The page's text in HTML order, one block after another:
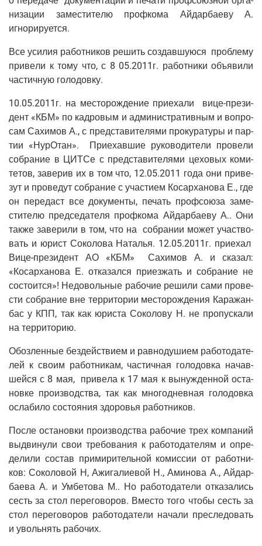
ни­за­ции заме­сти­те­лю проф­ко­ма Айдар­ба­е­ву А.
игнорируется.
Все уси­лия работ­ни­ков решить создав­шу­ю­ся про­бле­му
при­ве­ли к тому что, с 8 05.2011г. работ­ни­ки объ­яви­ли
частич­ную голодовку.
10.05.2011г. на место­рож­де­ние при­е­ха­ли вице-пре­зи­
дент «КБМ» по кад­ро­вым и адми­ни­стра­тив­ным и вопро­
сам Сахи­мов А., с пред­ста­ви­те­ля­ми про­ку­ра­ту­ры и пар­
тии «НурО­тан». При­е­хав­шие руко­во­ди­те­ли про­ве­ли
собра­ние в ЦИТ­Се с пред­ста­ви­те­ля­ми цехо­вых коми­
те­тов, заве­рив их в том что, 12.05.2011 года они при­ве­
зут и про­ве­дут собра­ние с уча­сти­ем Косар­ха­но­ва Е., где
он пере­даст все доку­мен­ты, печать проф­со­ю­за заме­
сти­те­лю пред­се­да­те­ля проф­ко­ма Айдар­ба­е­ву А.. Они
так­же заве­ри­ли в том, что на собра­нии может участ­во­
вать и юрист Соко­ло­ва Ната­лья. 12.05.2011г. при­е­хал
Вице-пре­зи­дент АО «КБМ» Сахи­мов А. и ска­зал:
«Косар­ха­но­ва Е. отка­зал­ся при­ез­жать и собра­ние не
состо­ит­ся»! Недо­воль­ные рабо­чие реши­ли сами про­ве­
сти собра­ние вне тер­ри­то­рии место­рож­де­ния Кара­жан­
бас у КПП, так как юри­ста Соко­ло­ву Н. не про­пус­ка­ли
на территорию.
Обо­злен­ные без­дей­стви­ем и рав­но­ду­ши­ем рабо­то­да­те­
лей к сво­им работ­ни­кам, частич­ная голо­дов­ка начав­
шей­ся с 8 мая, при­ве­ла к 17 мая к вынуж­ден­ной оста­
нов­ке про­из­вод­ства, так как мно­го­днев­ная голо­дов­ка
осла­би­ло состо­я­ния здо­ро­вья работников.
После оста­нов­ки про­из­вод­ства рабо­чие трех ком­па­ний
выдви­ну­ли свои тре­бо­ва­ния к рабо­то­да­те­лям и опре­
де­ли­ли состав при­ми­ри­тель­ной комис­сии от работ­ни­
ков: Соко­ло­вой Н, Ажи­га­ли­е­вой Н., Ами­но­ва А., Айдар­
ба­е­ва А. и Умбе­то­ва М.. Но рабо­то­да­те­ли отка­за­лись
сесть за стол пере­го­во­ров. Вме­сто того что­бы сесть за
стол пере­го­во­ров рабо­то­да­те­ли нача­ли пре­сле­до­вать
и уволь­нять рабочих.